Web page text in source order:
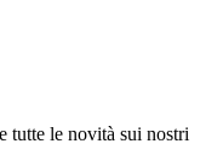
tutte le novità sui nostri